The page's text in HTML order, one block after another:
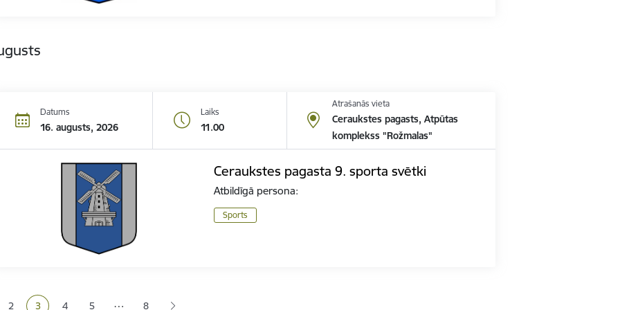
Datums
16. augusts, 2026
Laiks
11.00
Atrašanās vieta
Ceraukstes pagasts, Atpūtas
komplekss "Rožmalas"
Ceraukstes pagasta 9. sporta svētki
Atbildīgā persona:
Sports
2 3 4 5 … 8